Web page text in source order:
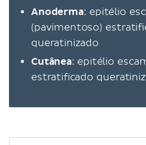
Anoderma: epitélio
(pavimentoso)
queratinizado
Cutânea: epitélio
estratificado